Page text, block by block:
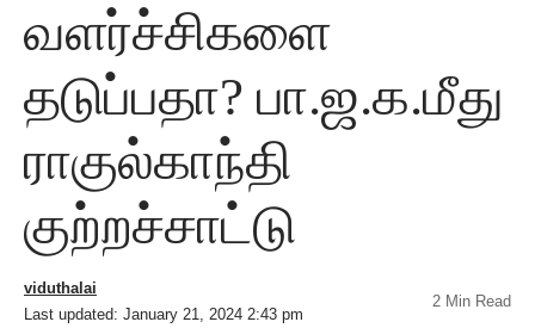
வளர்ச்சிகளை
தடுப்பதா? பா.ஜ.க.மீது
ராகுல்காந்தி
குற்றச்சாட்டு
Last updated: January 21, 2024 2:43 pm
viduthalai
2 Min Read